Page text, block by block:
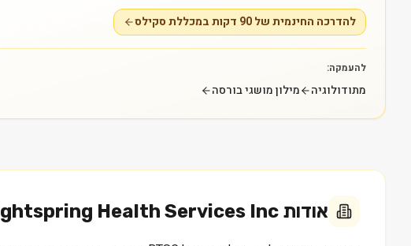
להדרכה החינמית של 90 דקות במכללת סקילס
להעמקה:
מתודולוגיה מילון מושגי בורסה
אודות Health Services Inc